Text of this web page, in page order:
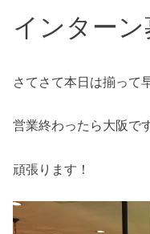
インター
さてさて本日は揃って
営業終わったら大阪で
頑張ります！